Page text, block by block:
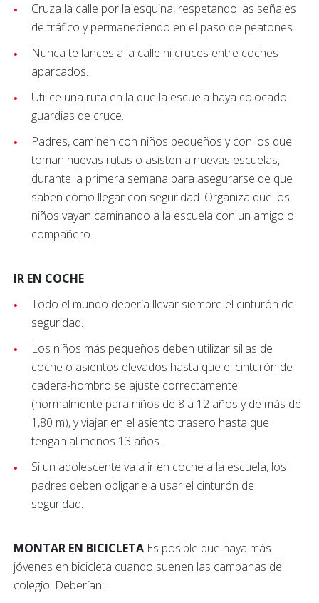
Cruza la calle por la esquina, respetando las señales
de tráfico y permaneciendo en el paso de peatones.
Nunca te lances a la calle ni cruces entre coches
aparcados.
Utilice una ruta en la que la escuela haya colocado
guardias de cruce.
Padres, caminen con niños pequeños y con los que
toman nuevas rutas o asisten a nuevas escuelas,
durante la primera semana para asegurarse de que
saben cómo llegar con seguridad. Organiza que los
niños vayan caminando a la escuela con un amigo o
compañero.
IR EN COCHE
Todo el mundo debería llevar siempre el cinturón de
seguridad.
Los niños más pequeños deben utilizar sillas de
coche o asientos elevados hasta que el cinturón de
cadera-hombro se ajuste correctamente
(normalmente para niños de 8 a 12 años y de más de
1,80 m), y viajar en el asiento trasero hasta que
tengan al menos 13 años.
Si un adolescente va a ir en coche a la escuela, los
padres deben obligarle a usar el cinturón de
seguridad.
MONTAR EN BICICLETA Es posible que haya más
jóvenes en bicicleta cuando suenen las campanas del
colegio. Deberían: